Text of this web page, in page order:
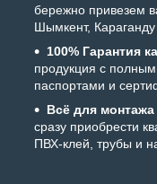
бережно привезем
Шымкент,
100% Гарантия
продукция с
паспортами и
Всё для
сразу приобрести
ПВХ-клей, трубы и